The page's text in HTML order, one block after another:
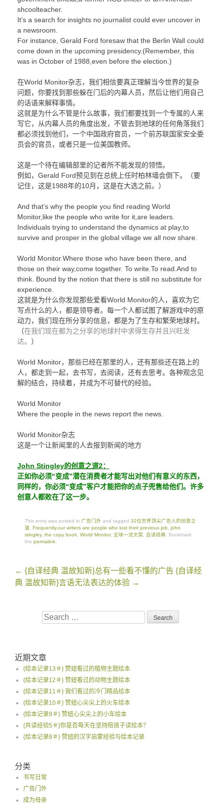
shcoolteacher.
It’s a search for insights no journalist could ever uncover in
a newsroom.
For instance, Gerald Ford foresaw that the Berlin Wall could
come down in the upcoming presidency.(Remember, this
was in October of 1988,even before the election.)
在World Monitor杂志，我们相信要真正理解当今世界的复杂
问题，你要找到那些躲在门后的内幕人员，然后让他们用自己
的话语来解释事情。
这就是为什么不管是什么故事，我们都要找到一个专属的人来
写它，从内幕人员的角度出发，不管去到地球的任何角落我们
都必须找到他们，一个中国政府官员，一个前苏联国家安全委
员会的官员，或者只是一位美国教师。
这是一个待在编辑部里的记者所不能发现的领悟。
例如，Gerald Ford预见到在总统上任时柏林墙会倒下。（要
记住，这是1988年的10月，这是在大选之前。）
And that’s why the people you find reading World
Monitor,like the people who write for it,are leaders.
Individuals trying to understand the dynamics at play;to
survive and prosper in the global village we all now share.
World Monitor.Where those who have been there, and
those on their way,come together. To write.To read.And to
think. Bound by the notion that there is still no substitute for
experience.
这就是为什么你发现那些爱看World Monitor的人，喜欢为它
写点什么的人，都是领导者。每一个人都试图了解游戏中的原
动力，我们现在所分享的信息，都是为了生存和繁荣地球村。
（在我们现在都为之分享的地球村中求得生存并且兴旺发
达。 ）
World Monitor，那些已经在那里的人，还有那些还在路上的
人，都走到一起，去书写，去阅读，还有去思考。各种观念见
解的结合，持续着，并成为不可替代的经验。
World Monitor
Where the people in the news report the news.
World Monitor杂志
这是一个让新闻里的人去报到新闻的地方
John Stingley的创意之道2：
正如你必须“变成”潜在消费者才能写出对他们有意义的东西，
同样的，你必须“变成”客户才能把你的点子兜售给他们。许多
创意人都败在了这一步。
This entry was posted in 广告门外 and tagged 32位世界顶尖广告人的创意之
道, Frequently.our writers are people who lost their previous job, john
stingley, the copy book, World Monitor, 全球一流文案, 自译经典. Bookmark
the permalink.
navigation
← {自译经典 温故知新}总有一些看不懂的广告 {自译经
典 温故知新}言语无法表达的体验 →
Search
近期文章
{绘本记录13＃} 赞妞看过的植物主题绘本
{绘本记录12＃} 赞妞看过的动物主题绘本
{绘本记录11＃} 我们看过的冷门精品绘本
{绘本记录10＃} 赞妞心尖尖上的火车绘本
{绘本记录9＃} 赞妞心尖尖上的小车绘本
{共读经验5＃}你是否每天在坚持陪孩子读绘本？
{绘本记录8＃} 赞妞的汉字启蒙经验与绘本记录
分类
书写日常
广告门外
成为母亲